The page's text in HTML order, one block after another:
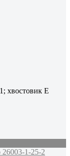
хвостовик E